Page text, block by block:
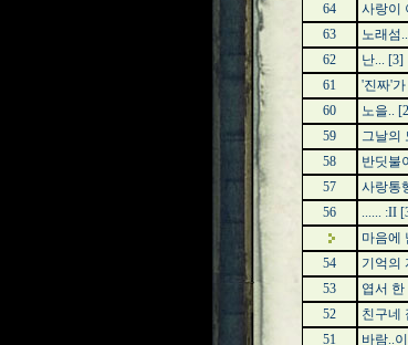
64
사랑이
63
노래섬..
62
난... [3]
61
'진짜'가
60
노을..
59
그날의
58
반딧불
57
사랑통
56
...... :II
마음에
54
기억의
53
엽서 한
52
친구네
51
바람..